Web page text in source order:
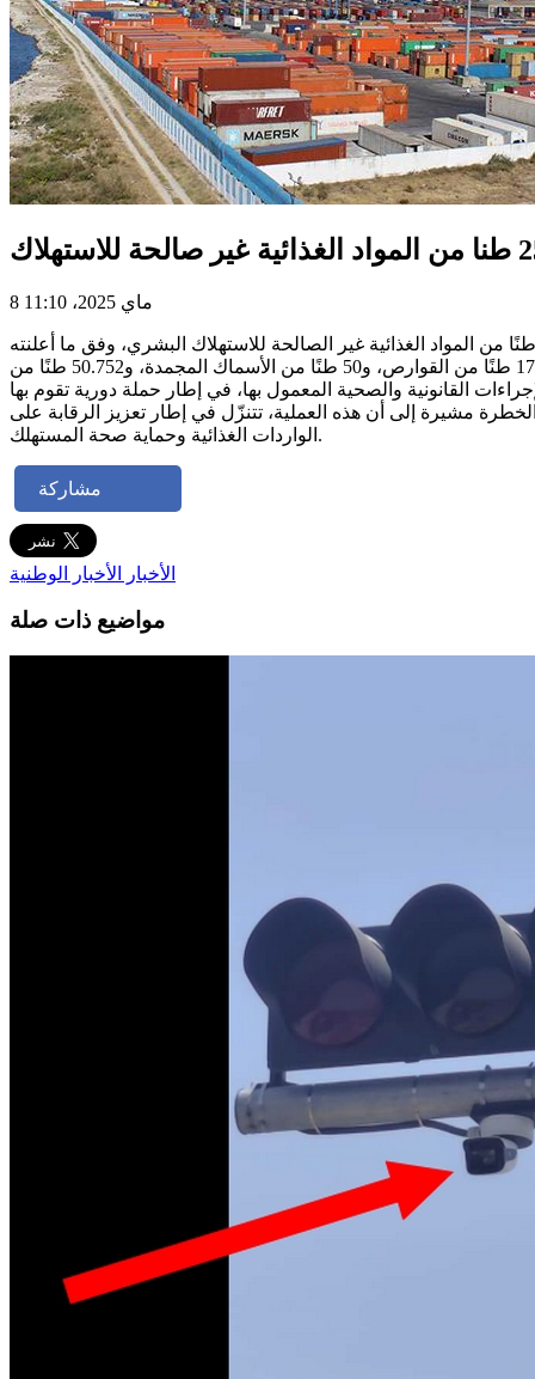
8 ماي 2025، 11:10
قامت فرق الهيئة الوطنية للسلامة الصحية للمنتوجات الغذائية بولاية بن عروس، بالتنسيق مع إدارة ميناء رادس، بإتلاف ما يقارب 257 طنًا من المواد الغذائية غير الصالحة للاستهلاك البشري، وفق ما أعلنته
الهيئة، في بلاغ لها الجمعة. وشملت المواد المتلفة كميات كبيرة من الأغذية التي تجاوزت تاريخ صلاحيتها، وهي: 139 طنًا من الثوم، و17.206 طنًا من القوارص، و50 طنًا من الأسماك المجمدة، و50.752 طنًا من
عملية الإتلاف جرت بعد استكمال الإجراءات القانونية والصحية المعمول بها، في إطار حملة دورية تقوم بها
مشيرة إلى أن هذه العملية، تتنزّل في إطار تعزيز الرقابة على
الواردات الغذائية وحماية صحة المستهلك.
مشاركة
الأخبار الأخبار الوطنية
مواضيع ذات صلة